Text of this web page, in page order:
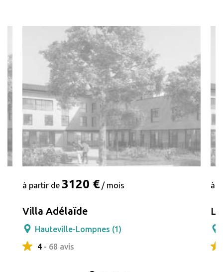
à partir de 3120 € / mois
Villa Adélaïde
Hauteville-Lompnes (1)
4 - 68 avis
à